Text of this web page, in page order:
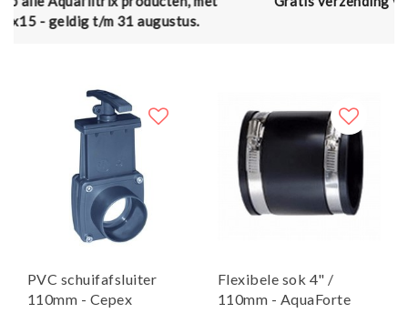
PVC schuifafsluiter
110mm - Cepex
Flexibele sok 4" /
110mm - AquaForte